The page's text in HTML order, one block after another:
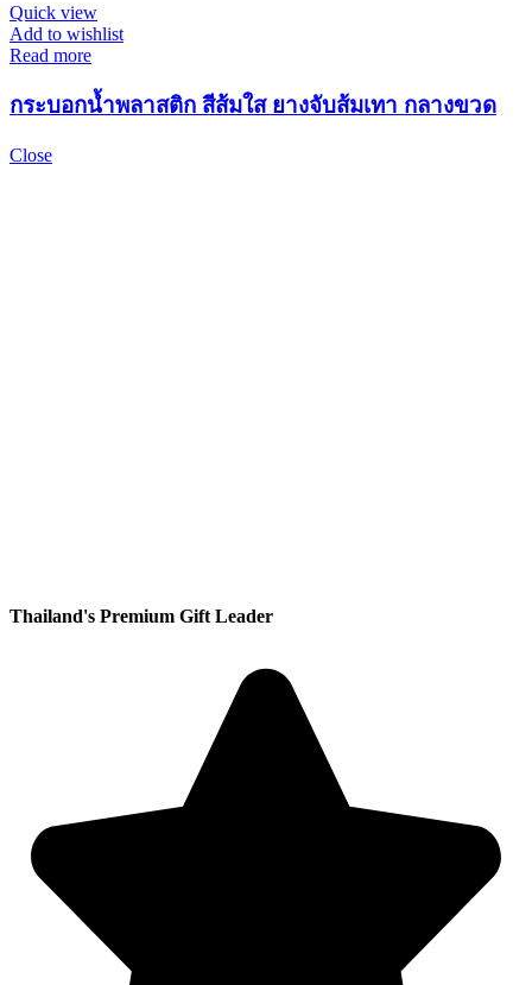
Quick view
Add to wishlist
Read more
กระบอกน้ำพลาสติก สีส้มใส ยางจับส้มเทา กลางขวด
Close
Thailand's Premium Gift Leader